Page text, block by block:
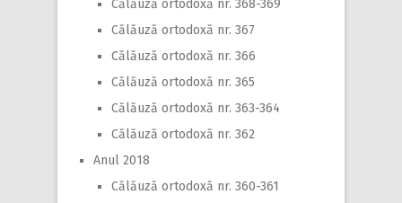
Călăuză ortodoxă nr. 368-369
Călăuză ortodoxă nr. 367
Călăuză ortodoxă nr. 366
Călăuză ortodoxă nr. 365
Călăuză ortodoxă nr. 363-364
Călăuză ortodoxă nr. 362
Anul 2018
Călăuză ortodoxă nr. 360-361